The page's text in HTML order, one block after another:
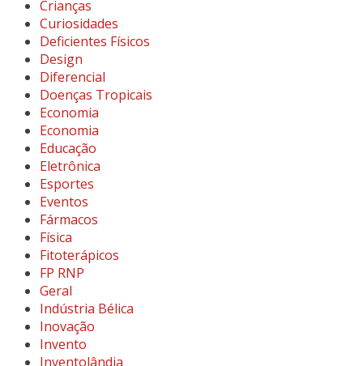
Crianças
Curiosidades
Deficientes Físicos
Design
Diferencial
Doenças Tropicais
Economia
Economia
Educação
Eletrônica
Esportes
Eventos
Fármacos
Física
Fitoterápicos
FP RNP
Geral
Indústria Bélica
Inovação
Invento
Inventolândia